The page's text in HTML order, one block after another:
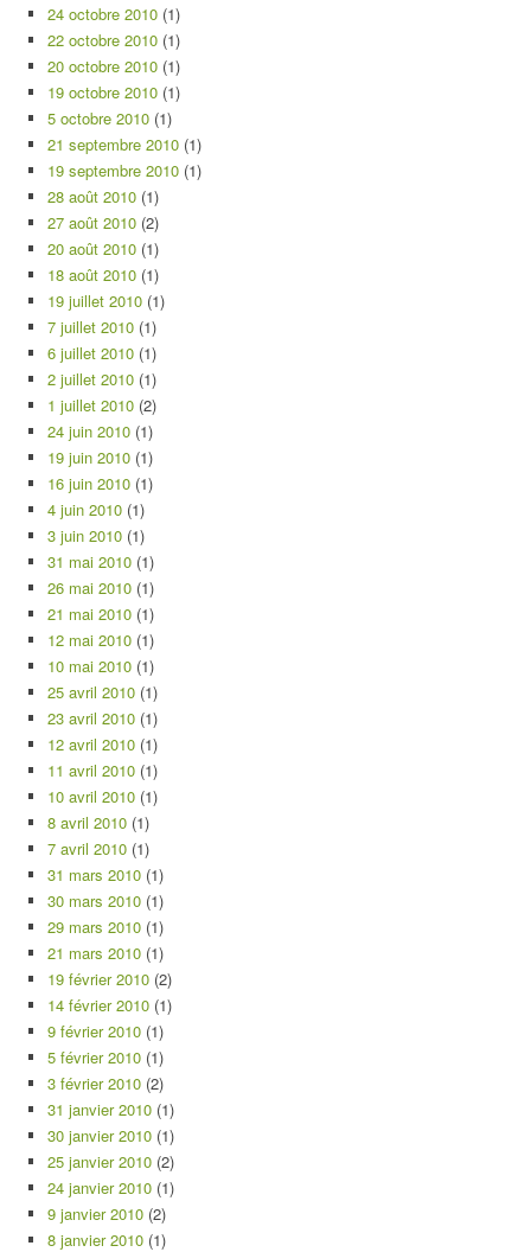
24 octobre 2010 (1)
22 octobre 2010 (1)
20 octobre 2010 (1)
19 octobre 2010 (1)
5 octobre 2010 (1)
21 septembre 2010 (1)
19 septembre 2010 (1)
28 août 2010 (1)
27 août 2010 (2)
20 août 2010 (1)
18 août 2010 (1)
19 juillet 2010 (1)
7 juillet 2010 (1)
6 juillet 2010 (1)
2 juillet 2010 (1)
1 juillet 2010 (2)
24 juin 2010 (1)
19 juin 2010 (1)
16 juin 2010 (1)
4 juin 2010 (1)
3 juin 2010 (1)
31 mai 2010 (1)
26 mai 2010 (1)
21 mai 2010 (1)
12 mai 2010 (1)
10 mai 2010 (1)
25 avril 2010 (1)
23 avril 2010 (1)
12 avril 2010 (1)
11 avril 2010 (1)
10 avril 2010 (1)
8 avril 2010 (1)
7 avril 2010 (1)
31 mars 2010 (1)
30 mars 2010 (1)
29 mars 2010 (1)
21 mars 2010 (1)
19 février 2010 (2)
14 février 2010 (1)
9 février 2010 (1)
5 février 2010 (1)
3 février 2010 (2)
31 janvier 2010 (1)
30 janvier 2010 (1)
25 janvier 2010 (2)
24 janvier 2010 (1)
9 janvier 2010 (2)
8 janvier 2010 (1)